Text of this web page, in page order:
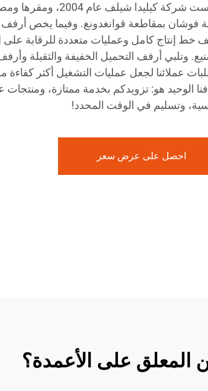
تأسست شركة كيليدا شيلف
فوشان بمقاطعة قوانغدونغ. وفيما يخص أرفف
خط إنتاج كامل وعمليات متعددة للرقابة
وتلبي أرفف التحميل الخفيفة والثقيلة
عملائنا لجعل عمليات التشغيل أكثر
الوحيد هو: تزويدكم بخدمة ممتازة، ومنتجات
وتسليم في الوقت المحدد!
احصل على عرض سعر
المعلق على الأعمدة؟